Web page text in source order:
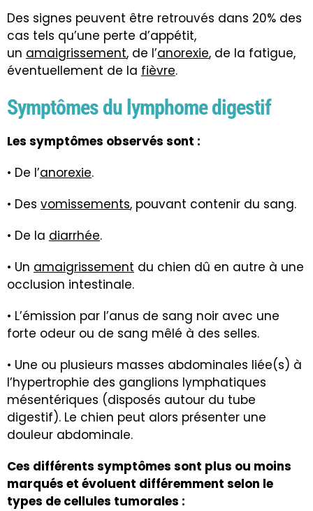
Des signes peuvent être retrouvés dans 20% des
cas tels qu’une perte d’appétit,
un amaigrissement, de l’anorexie, de la fatigue,
éventuellement de la fièvre.
Symptômes du lymphome digestif
Les symptômes observés sont :
• De l’anorexie.
• Des vomissements, pouvant contenir du sang.
• De la diarrhée.
• Un amaigrissement du chien dû en autre à une
occlusion intestinale.
• L’émission par l’anus de sang noir avec une
forte odeur ou de sang mêlé à des selles.
• Une ou plusieurs masses abdominales liée(s) à
l’hypertrophie des ganglions lymphatiques
mésentériques (disposés autour du tube
digestif). Le chien peut alors présenter une
douleur abdominale.
Ces différents symptômes sont plus ou moins
marqués et évoluent différemment selon le
types de cellules tumorales :